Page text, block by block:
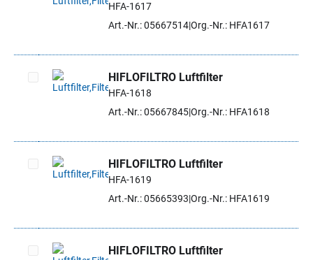
Artikel auswählen
HFA-1617
Art.-Nr.: 05667514Org.-Nr.: HFA1617
Artikel auswählen
HIFLOFILTRO Luftfilter
HFA-1618
Art.-Nr.: 05667845Org.-Nr.: HFA1618
Artikel auswählen
HIFLOFILTRO Luftfilter
HFA-1619
Art.-Nr.: 05665393 Org.-Nr.: HFA1619
HIFLOFILTRO Luftfilter